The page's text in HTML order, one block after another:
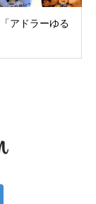
アドラーゆる